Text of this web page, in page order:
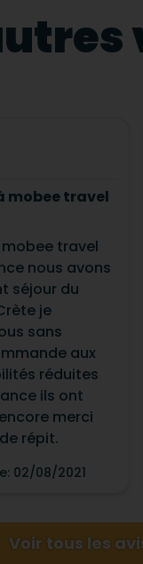
mobee travel
travel
nous avons
séjour du
je
sans
aux
réduites
ils ont
merci
répit.
: 02/08/2021
Voir tous les